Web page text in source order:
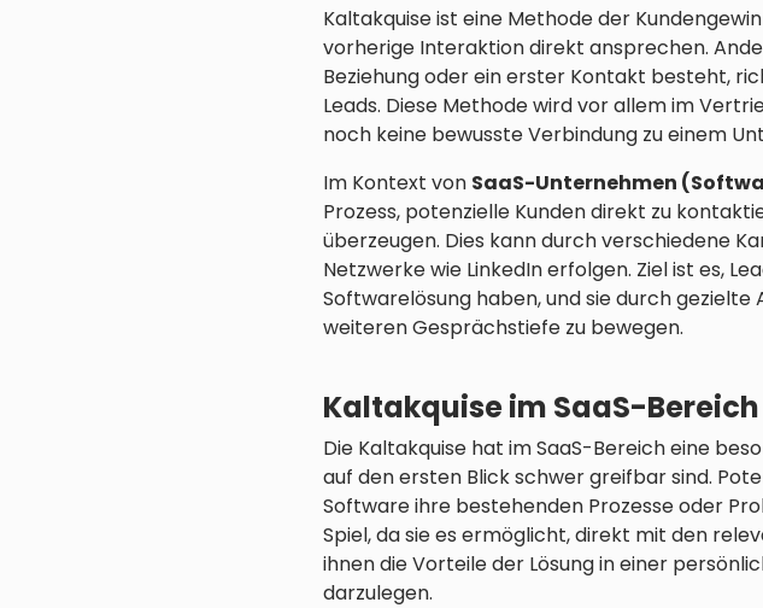
Kaltakquise ist eine Methode der
vorherige Interaktion direkt ansprechen.
Beziehung oder ein erster Kontakt besteht,
Leads. Diese Methode wird vor allem im
noch keine bewusste Verbindung zu einem
Im Kontext von SaaS-Unternehmen
Prozess, potenzielle Kunden direkt zu
überzeugen. Dies kann durch verschiedene
Netzwerke wie LinkedIn erfolgen. Ziel ist es,
Softwarelösung haben, und sie durch
weiteren Gesprächstiefe zu bewegen.
Kaltakquise im SaaS-Bereich
Die Kaltakquise hat im SaaS-Bereich eine
auf den ersten Blick schwer greifbar sind.
Software ihre bestehenden Prozesse oder
Spiel, da sie es ermöglicht, direkt mit den
ihnen die Vorteile der Lösung in einer
darzulegen.